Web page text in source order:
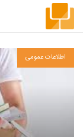
اطلاعات عمومی